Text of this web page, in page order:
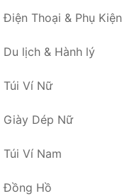
Điện Thoại & Phụ Kiện
Du lịch & Hành lý
Túi Ví Nữ
Giày Dép Nữ
Túi Ví Nam
Đồng Hồ